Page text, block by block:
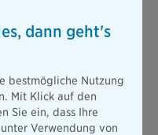
Kfz-Versicherung.
dann geht's
bestmögliche Nutzung
Mit Klick auf den
Sie ein, dass Ihre
Verwendung von